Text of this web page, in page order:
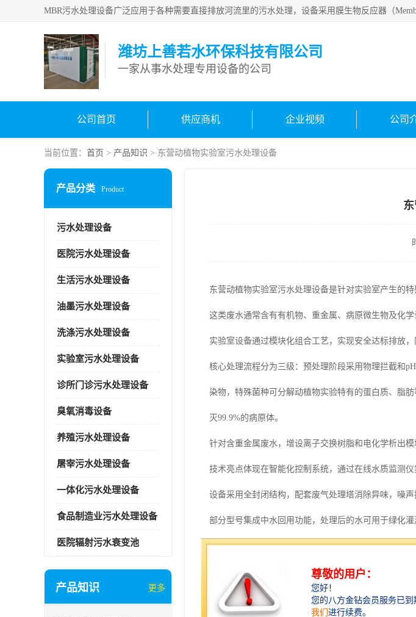
潍坊上善若水环保科技有限公司
一家从事水处理专用设备的公司
公司首页 供应商机 企业视频 公司
当前位置： 首页 > 产品知识 > 东营动植物实验室污水处理设备
产品分类 Product
污水处理设备
医院污水处理设备
生活污水处理设备
油墨污水处理设备
洗涤污水处理设备
实验室污水处理设备
诊所门诊污水处理设备
臭氧消毒设备
养殖污水处理设备
屠宰污水处理设备
一体化污水处理设备
食品制造业污水处理设备
医院辐射污水衰变池
产品知识 更多
东营动植物实验室污水处理设备是针对实验室产生的特
这类废水通常含有有机物、重金属、病原微生物及化
实验室设备通过模块化组合工艺，实现安全达标排放
核心处理流程分为三级：预处理阶段采用物理拦截和
染物，特殊菌种可分解动植物实验特有的蛋白质、脂
灭99.9%的病原体。
针对含重金属废水，增设离子交换树脂和电化学析出
技术亮点体现在智能化控制系统，通过在线水质监测
设备采用全封闭结构，配套废气处理塔消除异味，噪声
部分型号集成中水回用功能，处理后的水可用于绿化灌
安全设计方面，设备配备双重应急电源和溢流防护装
防腐蚀材质能耐受甲醛、二甲苯等有机溶剂腐蚀，关键
标准化接口设计使设备能与现有排水系统快速对接，